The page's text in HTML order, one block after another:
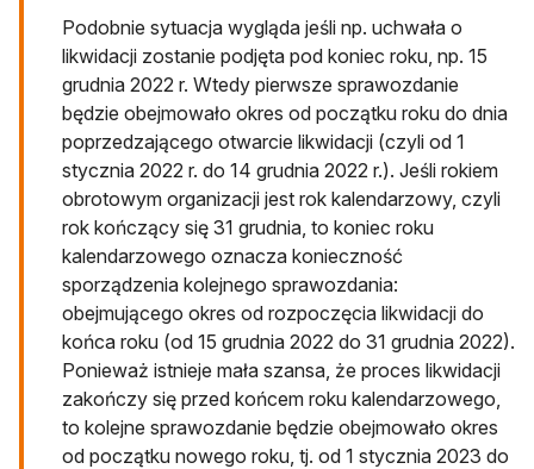
Podobnie sytuacja wygląda jeśli np. uchwała o
likwidacji zostanie podjęta pod koniec roku, np. 15
grudnia 2022 r. Wtedy pierwsze sprawozdanie
będzie obejmowało okres od początku roku do dnia
poprzedzającego otwarcie likwidacji (czyli od 1
stycznia 2022 r. do 14 grudnia 2022 r.). Jeśli rokiem
obrotowym organizacji jest rok kalendarzowy, czyli
rok kończący się 31 grudnia, to koniec roku
kalendarzowego oznacza konieczność
sporządzenia kolejnego sprawozdania:
obejmującego okres od rozpoczęcia likwidacji do
końca roku (od 15 grudnia 2022 do 31 grudnia 2022).
Ponieważ istnieje mała szansa, że proces likwidacji
zakończy się przed końcem roku kalendarzowego,
to kolejne sprawozdanie będzie obejmowało okres
od początku nowego roku, tj. od 1 stycznia 2023 do